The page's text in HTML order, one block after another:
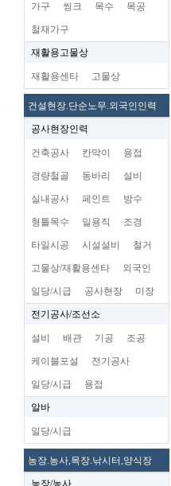
가구 씽크 목수 목공
철재가구
재활용고물상
재활용센타 고물상
건설현장.단순노무.외국인인력
공사현장인력
건축공사 칸막이 용접
경량철골 동바리 설비
실내공사 페인트 방수
형틀목수 일용직 조경
타일시공 시설설비 철거
고물상/재활용센타 외국인
일당/시급 공사현장 미장
전기공사/조선소
설비 배관 기공 조공
케이블포설 전기공사
일당/시급 용접
알바
일당/시급
농장.농사,목장.낚시터,양식장
농장/농사